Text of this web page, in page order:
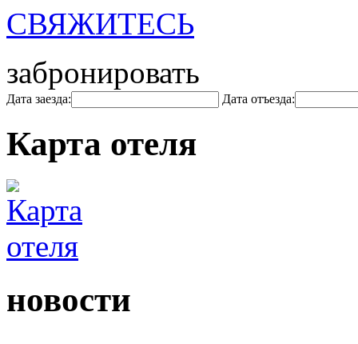
СВЯЖИТЕСЬ
забронировать
Дата заезда: Дата отъезда:
Карта отеля
новости